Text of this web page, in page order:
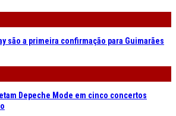
são a primeira confirmação para Guimarães
Depeche Mode em cinco concertos